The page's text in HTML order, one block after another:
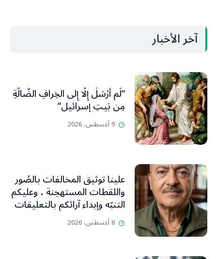
آخر الأخبار
“لَم أُرْسَلْ إِلَّا إِلى الخِرافِ الضَّالَّةِ
مِن بَيتِ إسرائيل”
9 أغسطس، 2026
علينا توثيق المخالفات بالصُور
واللقطات المستهجنة ، وعليكم
التنبّه وإبداء آرائكم بالتعليقات
(جورج صبّاغ)
8 أغسطس، 2026